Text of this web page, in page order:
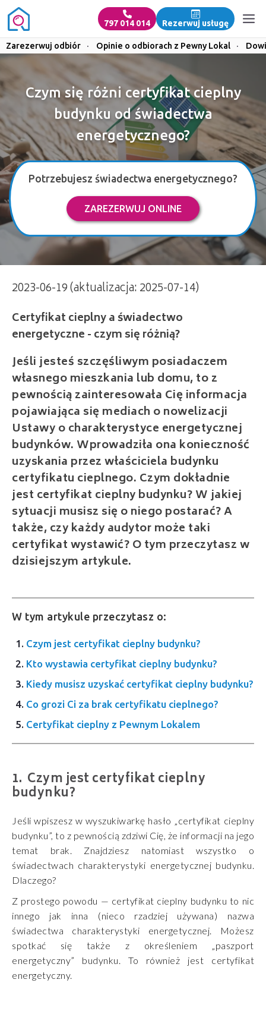
797 014 014 Rezerwuj usługę
Zarezerwuj odbiór · Opinie o odbiorach z Pewny Lokal ·
Czym się różni certyfikat cieplny
budynku od świadectwa
energetycznego?
Potrzebujesz świadectwa energetycznego?
ZAREZERWUJ ONLINE
2023-06-19 (aktualizacja: 2025-07-14)
Certyfikat cieplny a świadectwo
Jeśli jesteś szczęśliwym posiadaczem
własnego mieszkania lub domu, to z
pewnością zainteresowała Cię informacja
pojawiająca się mediach o nowelizacji
Ustawy o charakterystyce energetycznej
budynków. Wprowadziła ona konieczność
uzyskania przez właściciela budynku
certyfikatu cieplnego. Czym dokładnie
jest certyfikat cieplny budynku? W jakiej
sytuacji musisz się o niego postarać? A
także, czy każdy audytor może taki
certyfikat wystawić? O tym przeczytasz w
dzisiejszym artykule.
W tym artykule przeczytasz o:
Czym jest certyfikat cieplny budynku?
Kto wystawia certyfikat cieplny budynku?
Kiedy musisz uzyskać certyfikat cieplny budynku?
Co grozi Ci za brak certyfikatu cieplnego?
Certyfikat cieplny z Pewnym Lokalem
Czym jest certyfikat cieplny
budynku?
Jeśli wpiszesz w wyszukiwarkę hasło „certyfikat cieplny
budynku”, to z pewnością zdziwi Cię, że informacji na jego
temat brak. Znajdziesz natomiast wszystko o
świadectwach charakterystyki energetycznej budynku.
Dlaczego?
Z prostego powodu — certyfikat cieplny budynku to nic
innego jak inna (nieco rzadziej używana) nazwa
świadectwa charakterystyki energetycznej. Możesz
spotkać się także z określeniem „paszport
energetyczny” budynku. To również jest certyfikat
energetyczny.